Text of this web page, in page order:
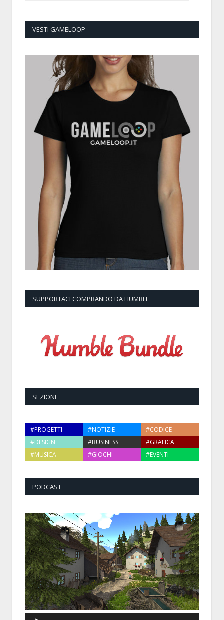
VESTI GAMELOOP
SUPPORTACI COMPRANDO DA HUMBLE
SEZIONI
#PROGETTI #NOTIZIE
#CODICE
#DESIGN
#BUSINESS
#GRAFICA
#MUSICA
#GIOCHI #EVENTI
PODCAST